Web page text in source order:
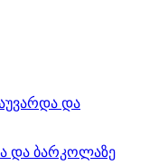
და ბარკოლაზე